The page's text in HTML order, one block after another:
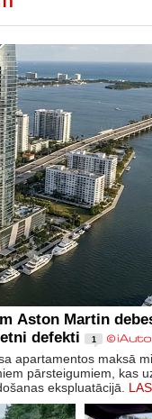
Aston Martin
defekti
1
apartamentos maksā
pārsteigumiem, kas
ekspluatācijā.